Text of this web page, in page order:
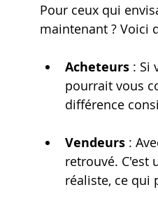
Pour ceux qui
maintenant ? Voici
Acheteurs : Si
pourrait vous
différence
Vendeurs :
retrouvé. C'est
réaliste, ce qui